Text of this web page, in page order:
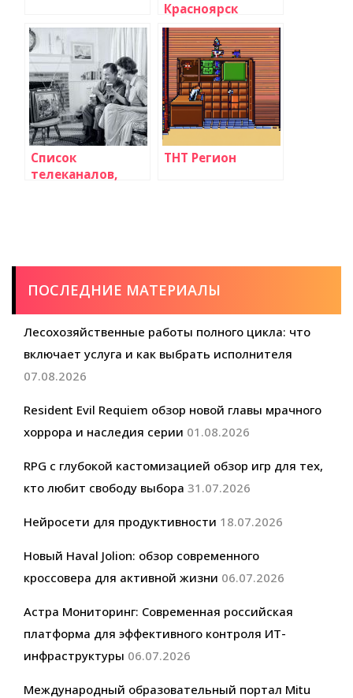
Красноярск
Список
телеканалов,
ТНТ Регион
ПОСЛЕДНИЕ МАТЕРИАЛЫ
Лесохозяйственные работы полного цикла: что
включает услуга и как выбрать исполнителя
07.08.2026
Resident Evil Requiem обзор новой главы мрачного
хоррора и наследия серии 01.08.2026
RPG с глубокой кастомизацией обзор игр для тех,
кто любит свободу выбора 31.07.2026
Нейросети для продуктивности 18.07.2026
Новый Haval Jolion: обзор современного
кроссовера для активной жизни 06.07.2026
Астра Мониторинг: Современная российская
платформа для эффективного контроля ИТ-
инфраструктуры 06.07.2026
Международный образовательный портал Mitu